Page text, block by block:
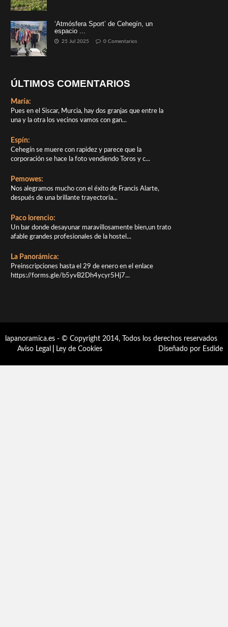
‘Atmósfera Sport’ de Cehegín, un
espacio ...
25 Jul 2025 0 Comentarios
ÚLTIMOS COMENTARIOS
María:
Pues en el Siscar, Murcia, hay dos granjas que entre la
una y la otra los vecinos vamos con gan...
Espín:
Cehegín se muere con rapidez y parece que la
corporación se hace la foto vendiendo Toros y c...
Pemowes:
Nos alegramos mucho con el éxito de Francis Alarte,
después de una brillante trayectoria...
Paco lorencio:
Un bar donde desayunar maravillosamente bien,un trato
afable grandes profesionales de la hostel...
La Panorámica:
Preinscripciones hasta el 29 de enero en el enlace
https://forms.gle/b5yvB2Dh4ycyr5Hj7...
lapanoramica.es - © Copyright 2014, Todos los derechos reservados
Aviso Legal
Ley de Cookies Diseñado por Esdide